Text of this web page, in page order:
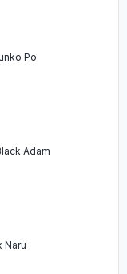
Po
Adam
Naru